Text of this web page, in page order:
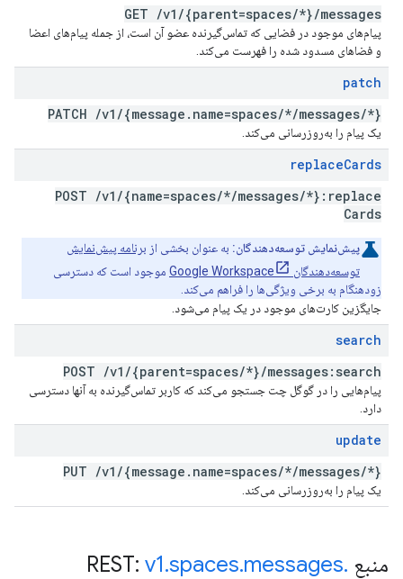
GET /v1 /{parent=spaces/*}/messages
پیام‌های موجود در فضایی که تماس‌گیرنده عضو آن است، از جمله پیام‌های اعضا
و فضاهای مسدود شده را فهرست می‌کند.
patch
PATCH /v1 /{message . name=spaces/*/messages/*}
یک پیام را به‌روزرسانی می‌کند.
replaceCards
POST /v1 /{name=spaces/*/messages/*}:replace
Cards
پیش‌نمایش توسعه‌دهندگان: به عنوان بخشی از برنامه پیش‌نمایش
توسعه‌دهندگان Google Workspace
موجود است که دسترسی
زودهنگام به برخی ویژگی‌ها را فراهم می‌کند.
جایگزین کارت‌های موجود در یک پیام می‌شود.
search
POST /v1 /{parent=spaces/*}/messages:search
پیام‌هایی را در گوگل چت جستجو می‌کند که کاربر تماس‌گیرنده به آنها دسترسی
دارد.
update
PUT /v1 /{message . name=spaces/*/messages/*}
یک پیام را به‌روزرسانی می‌کند.
منبع REST: v1.spaces.messages.